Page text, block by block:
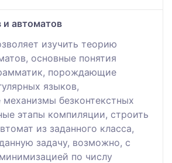
и автоматов
изучить теорию
основные понятия
порождающие
языков,
безконтекстных
этапы компиляции, строить
из заданного класса,
задачу, возможно, с
по числу